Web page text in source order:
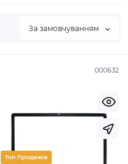
За замовчуванням
000632
Топ Продажів